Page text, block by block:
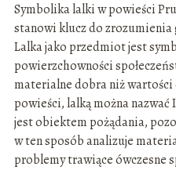
Symbolika lalki w powieści
stanowi klucz do zrozumienia
Lalka jako przedmiot jest
powierzchowności
materialne dobra niż
powieści, lalką można
jest obiektem pożądania,
w ten sposób analizuje
problemy trawiące ówczesne